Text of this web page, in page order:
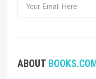
ABOUT